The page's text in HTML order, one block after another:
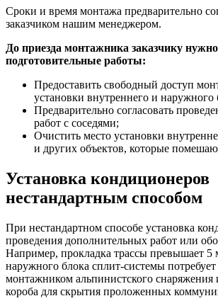
Сроки и время монтажа предварительно
заказчиком нашим менеджером.
До приезда монтажника заказчику
подготовительные работы:
Предоставить свободный доступ
установки внутреннего и наружного
Предварительно согласовать
работ с соседями;
Очистить место установки
и других объектов, которые
Установка кондиционеров
нестандартным способом
При нестандартном способе установка
проведения дополнительных работ или
Например, прокладка трассы превышает 5
наружного блока сплит-системы
монтажником альпинистского снаряжения
короба для скрытия проложенных